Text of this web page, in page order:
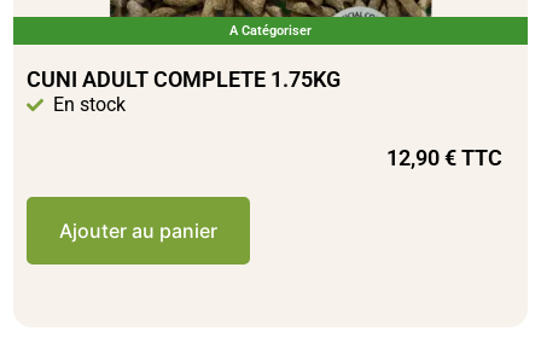
A Catégoriser
CUNI ADULT COMPLETE 1.75KG
En stock
12,90€TTC
Ajouter au panier